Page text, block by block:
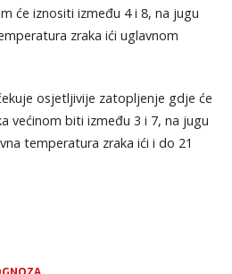
će iznositi između 4 i 8, na jugu
zraka ići uglavnom
osjetljivije zatopljenje gdje će
većinom biti između 3 i 7, na jugu
temperatura zraka ići i do 21